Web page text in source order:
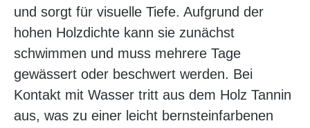
und sorgt für visuelle Tiefe. Aufgrund der
hohen Holzdichte kann sie zunächst
schwimmen und muss mehrere Tage
gewässert oder beschwert werden. Bei
Kontakt mit Wasser tritt aus dem Holz Tannin
aus, was zu einer leicht bernsteinfarbenen